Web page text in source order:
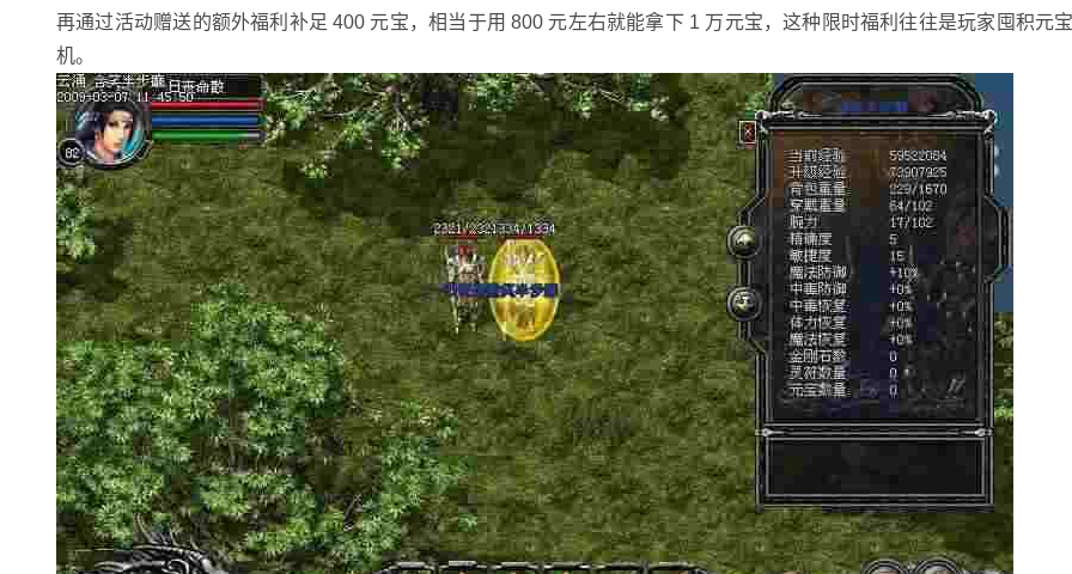
再通过活动赠送的额外福利补足 400 元宝，相当于用 800 元左右就能拿下 1 万元宝，这种限时福利往往是玩家囤积元
机。